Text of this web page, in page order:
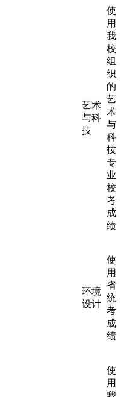
艺术
与科
技
使
用
我
校
组
织
的
艺
术
与
科
技
专
业
校
考
成
绩
环境
设计
使
用
省
统
考
成
绩
使
用